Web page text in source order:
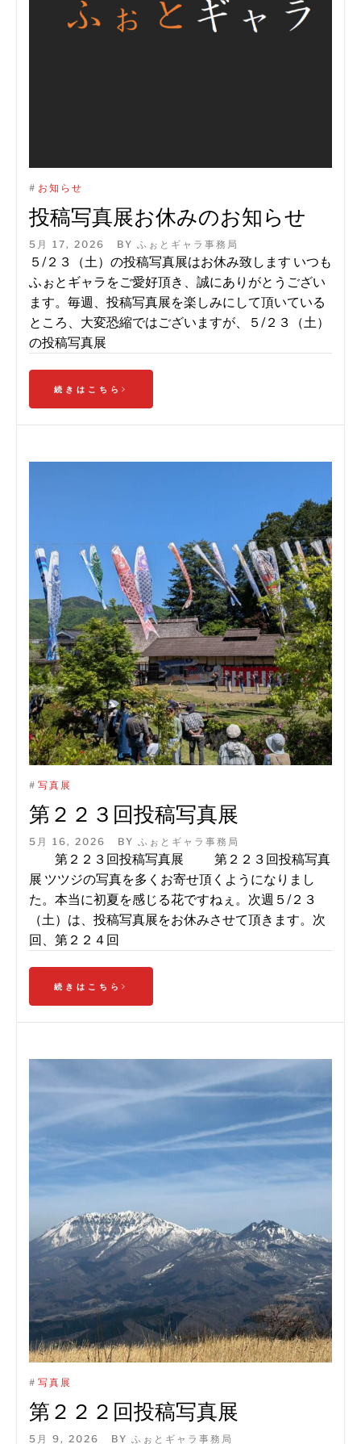
# お知らせ
投稿写真展お休みのお知らせ
5月 17, 2026 BY ふぉとギャラ事務局
５/２３（土）の投稿写真展はお休み致します いつも
ふぉとギャラをご愛好頂き、誠にありがとうござい
ます。毎週、投稿写真展を楽しみにして頂いている
ところ、大変恐縮ではございますが、５/２３（土）
の投稿写真展
続きはこちら
# 写真展
第２２３回投稿写真展
5月 16, 2026 BY ふぉとギャラ事務局
第２２３回投稿写真展 第２２３回投稿写真
展 ツツジの写真を多くお寄せ頂くようになりまし
た。本当に初夏を感じる花ですねぇ。次週５/２３
（土）は、投稿写真展をお休みさせて頂きます。次
回、第２２４回
続きはこちら
# 写真展
第２２２回投稿写真展
5月 9, 2026 BY ふぉとギャラ事務局